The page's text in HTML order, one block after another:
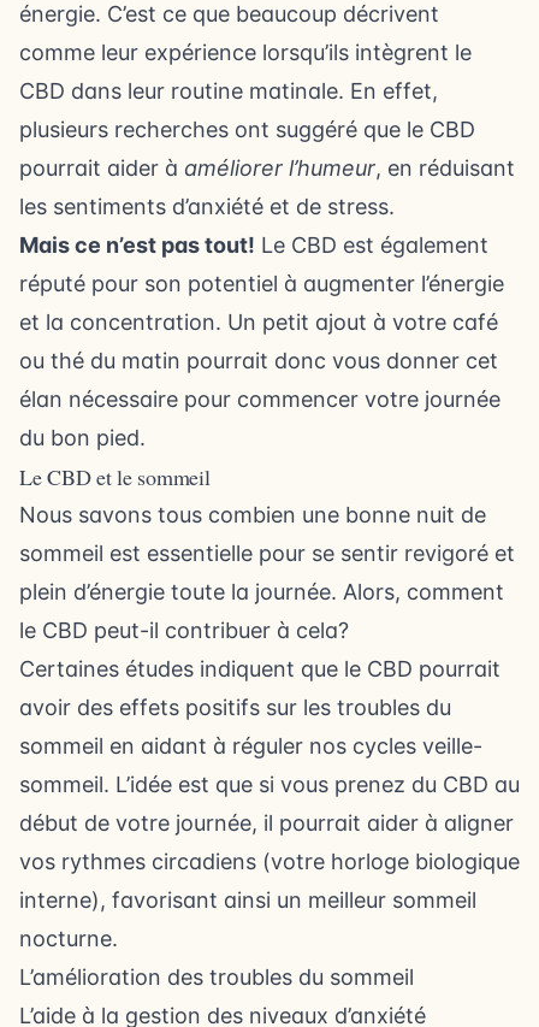
énergie. C’est ce que beaucoup décrivent
comme leur expérience lorsqu’ils intègrent le
CBD dans leur routine matinale. En effet,
plusieurs recherches ont suggéré que le CBD
pourrait aider à améliorer l’humeur, en réduisant
les sentiments d’anxiété et de stress.
Mais ce n’est pas tout! Le CBD est également
réputé pour son potentiel à augmenter l’énergie
et la concentration. Un petit ajout à votre café
ou thé du matin pourrait donc vous donner cet
élan nécessaire pour commencer votre journée
du bon pied.
Le CBD et le sommeil
Nous savons tous combien une bonne nuit de
sommeil est essentielle pour se sentir revigoré et
plein d’énergie toute la journée. Alors, comment
le CBD peut-il contribuer à cela?
Certaines études indiquent que le CBD pourrait
avoir des effets positifs sur les troubles du
sommeil en aidant à réguler nos cycles veille-
sommeil. L’idée est que si vous prenez du CBD au
début de votre journée, il pourrait aider à aligner
vos rythmes circadiens (votre horloge biologique
interne), favorisant ainsi un meilleur sommeil
nocturne.
L’amélioration des troubles du sommeil
L’aide à la gestion des niveaux d’anxiété